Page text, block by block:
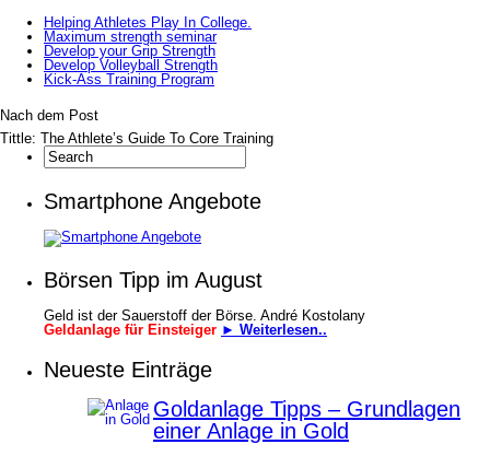
Helping Athletes Play In College.
Maximum strength seminar
Develop your Grip Strength
Develop Volleyball Strength
Kick-Ass Training Program
Nach dem Post
Tittle: The Athlete’s Guide To Core Training
Smartphone Angebote
Börsen Tipp im August
Geld ist der Sauerstoff der Börse. André Kostolany
Geldanlage für Einsteiger ► Weiterlesen..
Neueste Einträge
Goldanlage Tipps – Grundlagen
einer Anlage in Gold